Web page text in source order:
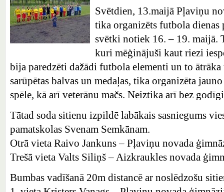
Svētdien, 13.maijā Pļaviņu
tika organizēts futbola dienas
svētki notiek 16. – 19. maijā.
kuri mēģinājuši kaut riezi
bija paredzēti dažādi futbola elementi un to
sarūpētas balvas un medaļas, tika organizēta
spēle, kā arī veterānu mačs. Neiztika arī bez
Tātad soda sitienu izpildē labākais sasniegums
pamatskolas Svenam Semkānam.
Otrā vieta Raivo Jankuns – Pļaviņu novada
Trešā vieta Valts Siliņš – Aizkraukles novada
Bumbas vadīšanā 20m distancē ar noslēdzošu